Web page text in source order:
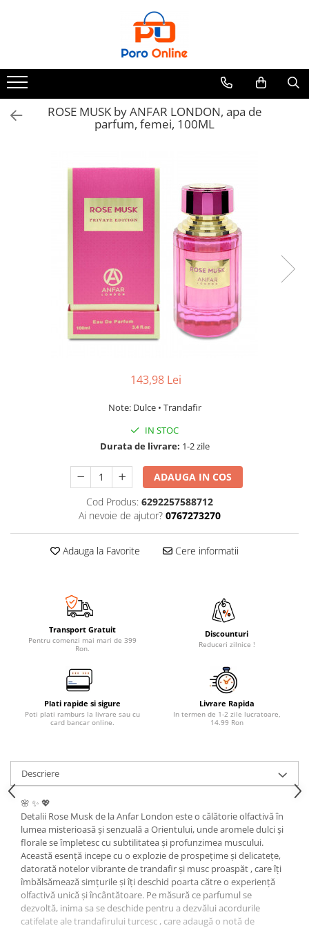
Al Absar
Parfum
Clone
Parfum Unisex
Parfumuri Arabesti
ROSE MUSK by ANFAR LONDON, apa de
parfum, femei, 100ML
143,98 Lei
Note: Dulce • Trandafir
IN STOC
Durata de livrare: 1-2 zile
ADAUGA IN COS
Cod Produs: 6292257588712
Ai nevoie de ajutor? 0767273270
Adauga la Favorite Cere informatii
Transport Gratuit
Pentru comenzi mai mari de 399
Ron.
Discounturi
Reduceri zilnice !
Plati rapide si sigure
Poti plati ramburs la livrare sau cu
card bancar online.
Livrare Rapida
In termen de 1-2 zile lucratoare,
14.99 Ron
Descriere
🌸 ✨ 💖
Detalii Rose Musk de la Anfar London este o călătorie olfactivă în
lumea misterioasă și senzuală a Orientului, unde aromele dulci și
florale se împletesc cu subtilitatea și profunzimea muscului.
Această esență incepe cu o explozie de prospețime și delicatețe,
datorată notelor vibrante de trandafir și musc proaspăt , care îți
îmbălsămează simțurile și îți deschid poarta către o experiență
olfactivă unică și încântătoare. Pe măsură ce parfumul se
dezvoltă, inima sa se deschide pentru a dezvălui acordurile
catifelate ale trandafirului turcesc , care adaugă o notă de